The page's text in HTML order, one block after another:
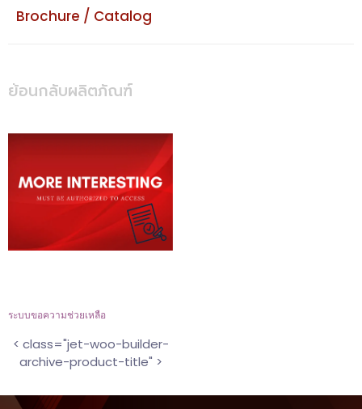
Brochure / Catalog
ย้อนกลับผลิตภัณฑ์
ระบบขอความช่วยเหลือ
< class="jet-woo-builder-
archive-product-title" >